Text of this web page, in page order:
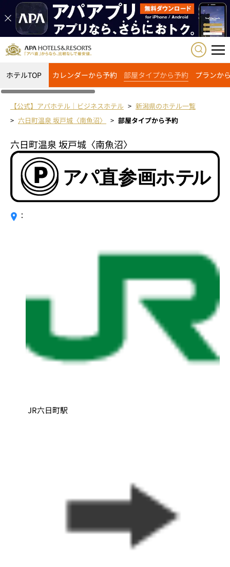
ホテルTOP カレンダーから予約 部屋タイプから予約 プランか
【公式】アパホテル｜ビジネスホテル
新潟県のホテル一覧
六日町温泉 坂戸城〈南魚沼〉
部屋タイプから予約
六日町温泉 坂戸城〈南魚沼〉
：
JR六日町駅